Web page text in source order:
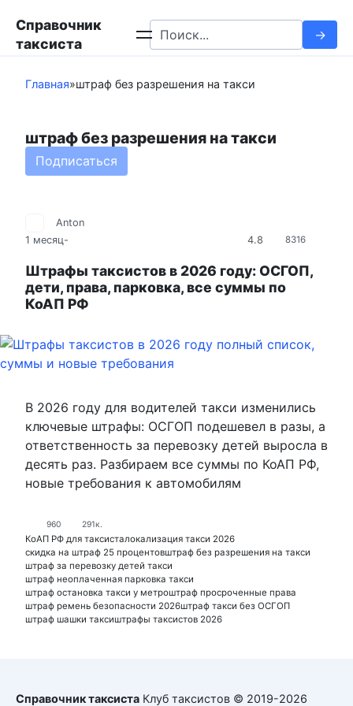
контенту
Справочник
таксиста
Search
for:
Главная»штраф без разрешения на такси
штраф без разрешения на такси
Подписаться
8316
4.8
Anton
1 месяц-
Штрафы таксистов в 2026 году: ОСГОП,
дети, права, парковка, все суммы по
КоАП РФ
В 2026 году для водителей такси изменились
ключевые штрафы: ОСГОП подешевел в разы, а
ответственность за перевозку детей выросла в
десять раз. Разбираем все суммы по КоАП РФ,
новые требования к автомобилям
960 291к.
КоАП РФ для таксисталокализация такси 2026
скидка на штраф 25 процентовштраф без разрешения на такси
штраф за перевозку детей такси
штраф неоплаченная парковка такси
штраф остановка такси у метроштраф просроченные права
штраф ремень безопасности 2026штраф такси без ОСГОП
штраф шашки таксиштрафы таксистов 2026
Справочник таксиста Клуб таксистов © 2019-2026